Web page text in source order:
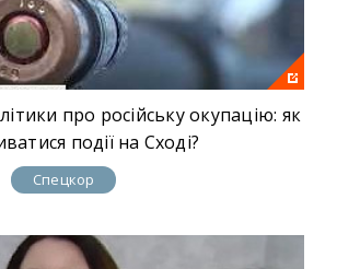
про російську окупацію: як
події на Сході?
Спецкор